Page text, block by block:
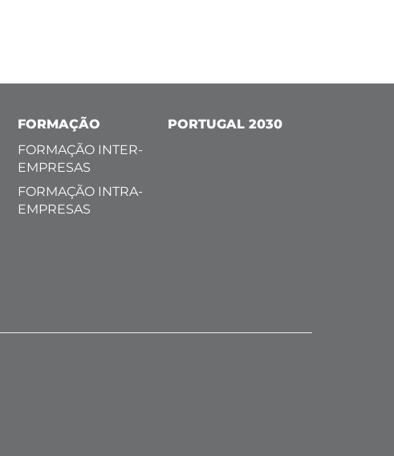
FORMAÇÃO
FORMAÇÃO INTER-
EMPRESAS
FORMAÇÃO INTRA-
EMPRESAS
PORTUGAL 2030